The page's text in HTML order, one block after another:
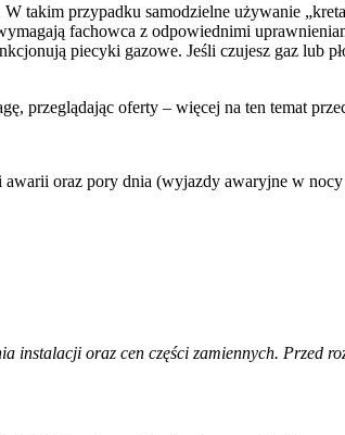
takim przypadku samodzielne używanie
fachowca z odpowiednimi
piecyki gazowe. Jeśli czujesz gaz lub
przeglądając oferty – więcej na ten temat
oraz pory dnia (wyjazdy awaryjne w
oraz cen części zamiennych. Przed